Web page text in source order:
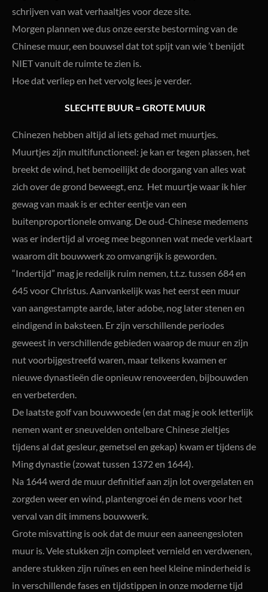
schrijven van wat verhaaltjes voor deze site.
Morgen plannen we dus onze eerste bestorming van de
Chinese muur, een bouwsel dat tot spijt van wie ’t benijdt
NIET vanuit de ruimte te zien is.
Hoe dat verliep en het vervolg lees je verder.
SLECHTE BUUR = GROTE MUUR
Chinezen hebben altijd al iets gehad met muurtjes.
Muurtjes zijn multifunctioneel: je kan er tegen plassen, het
breekt de wind, het bemoeilijkt de doorgang van alles wat
zich over de grond beweegt, enz. Het muurtje waar ik hier
gewag van maak is er echter eentje van een
buitenproportionele omvang. De oud-Chinese medemens
was er indertijd al vroeg mee begonnen wat mede verklaart
waarom dit bouwwerk zo omvangrijk is geworden.
“Indertijd” mag je redelijk ruim nemen, t.t.z. tussen 684 en
645 voor Christus. Aanvankelijk was het eerst een muur
van aangestampte aarde, later adobe, nog later stenen en
eindigend in baksteen. Er zijn verschillende periodes
geweest in verschillende gebieden waarop de muur en zijn
nut voorbijgestreefd waren, maar telkens kwamen er
nieuwe dynastieën die opnieuw renoveerden, bijbouwden
en verbeterden.
De laatste golf van bouwwoede (en dat mag je ook letterlijk
nemen want er sneuvelden ontelbare Chinese zieltjes
tijdens al dat gesleur, gemetsel en gekap) kwam er tijdens de
Ming dynastie (zowat tussen 1372 en 1644).
Na 1644 werd de muur definitief aan zijn lot overgelaten en
zorgden weer en wind, plantengroei én de mens voor het
verval van dit immens bouwwerk.
Grote misvatting is ook dat de muur een aaneengesloten
muur is. Vele stukken zijn compleet vernield en verdwenen,
andere stukken zijn ruïnes en een heel kleine minderheid is
in verschillende fases en tijdstippen in onze moderne tijd